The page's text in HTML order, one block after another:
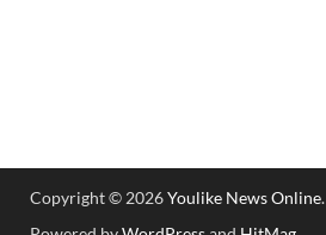
Copyright © 2026Youlike News Online.